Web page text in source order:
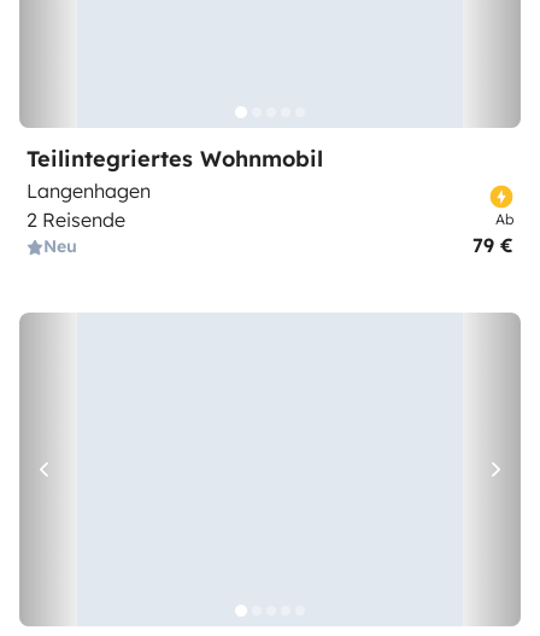
Teilintegriertes Wohnmobil
Langenhagen
2 Reisende
Neu
Ab
79 €